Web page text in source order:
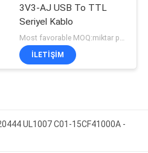
3V3-AJ USB To TTL
Seriyel Kablo
Most favorable MOQ:miktar pazarlık edilebilir ((Sadece şirket, kişisel kullanım yerine)
İLETIŞIM
UL1007 C01-15CF41000A -